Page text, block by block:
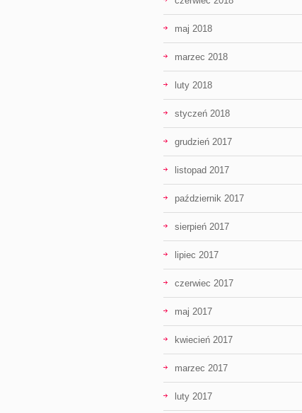
maj 2018
marzec 2018
luty 2018
styczeń 2018
grudzień 2017
listopad 2017
październik 2017
sierpień 2017
lipiec 2017
czerwiec 2017
maj 2017
kwiecień 2017
marzec 2017
luty 2017